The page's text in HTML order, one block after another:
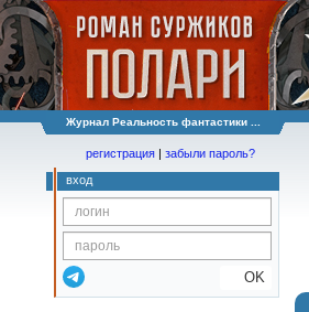
Журнал Реальность фантастики ...
регистрация | забыли пароль?
вход
OK